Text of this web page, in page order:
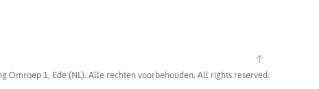
Omroep 1, Ede (NL). Alle rechten voorbehouden. All rights reserved.